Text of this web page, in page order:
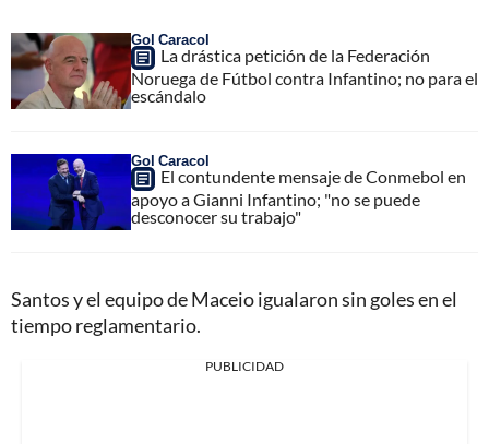
Gol Caracol
La drástica petición de la Federación
Noruega de Fútbol contra Infantino; no para el
escándalo
Gol Caracol
El contundente mensaje de Conmebol en
apoyo a Gianni Infantino; "no se puede
desconocer su trabajo"
Santos y el equipo de Maceio igualaron sin goles en el
tiempo reglamentario.
PUBLICIDAD